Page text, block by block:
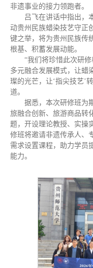
非遗事业的接力领跑者。
吕飞在讲话中指出，
动贵州民族蜡染技艺守正
键之举，将为贵州民族传
根基、积蓄发展动能。
“我们将珍惜此次研
多元融合发展模式，让蜡
璨的光芒，让‘指尖技艺’
道。
据悉，本次研修班为
旅融合创新、旅游商品转
题，开设理论教授、实操
修班将邀请非遗传承人、
需求设置课程，助力学员
能力。